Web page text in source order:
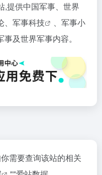
,提供中国军事、世界
、军事科技
、军事小
及世界军事内容。
需要查询该站的相关